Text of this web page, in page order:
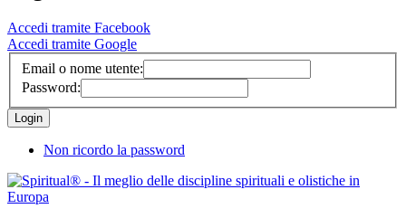
Accedi tramite Facebook
Accedi tramite Google
Email o nome utente:
Password:
Non ricordo la password